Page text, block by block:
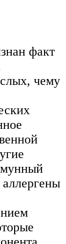
факт
чему